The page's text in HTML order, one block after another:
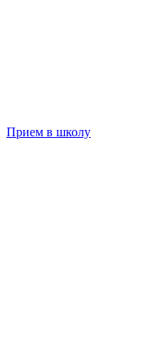
Прием в школу